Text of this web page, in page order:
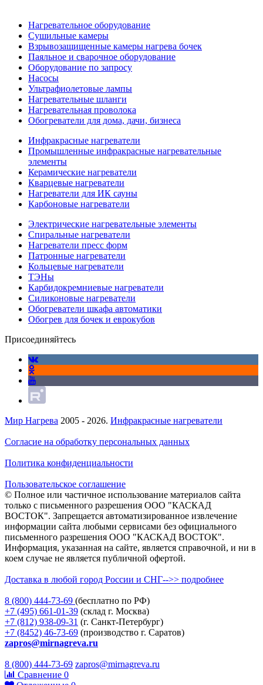
Нагревательное оборудование
Сушильные камеры
Взрывозащищенные камеры нагрева бочек
Паяльное и сварочное оборудование
Оборудование по запросу
Насосы
Ультрафиолетовые лампы
Нагревательные шланги
Нагревательная проволока
Обогреватели для дома, дачи, бизнеса
Инфракрасные нагреватели
Промышленные инфракрасные нагревательные
элементы
Керамические нагреватели
Кварцевые нагреватели
Нагреватели для ИК сауны
Карбоновые нагреватели
Электрические нагревательные элементы
Спиральные нагреватели
Нагреватели пресс форм
Патронные нагреватели
Кольцевые нагреватели
ТЭНы
Карбидокремниевые нагреватели
Силиконовые нагреватели
Обогреватели шкафа автоматики
Обогрев для бочек и еврокубов
Присоединяйтесь
Мир Нагрева 2005 - 2026. Инфракрасные нагреватели
Согласие на обработку персональных данных
Политика конфиденциальности
Пользовательское соглашение
© Полное или частичное использование материалов сайта
только с письменного разрешения ООО "КАСКАД
ВОСТОК". Запрещается автоматизированное извлечение
информации сайта любыми сервисами без официального
письменного разрешения ООО "КАСКАД ВОСТОК".
Информация, указанная на сайте, является справочной, и ни в
коем случае не является публичной офертой.
Доставка в любой город России и СНГ-->> подробнее
8 (800) 444-73-69 (бесплатно по РФ)
+7 (495) 661-01-39 (склад г. Москва)
+7 (812) 938-09-31 (г. Санкт-Петербург)
+7 (8452) 46-73-69 (производство г. Саратов)
zapros@mirnagreva.ru
8 (800) 444-73-69 zapros@mirnagreva.ru
Сравнение 0